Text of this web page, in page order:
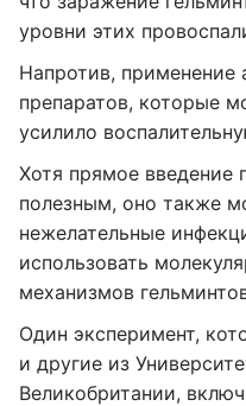
уровни этих
Напротив, применение
препаратов, которые
усилило
Хотя прямое введение
полезным, оно также
нежелательные
использовать
механизмов
Один эксперимент,
и другие из
Великобритании,